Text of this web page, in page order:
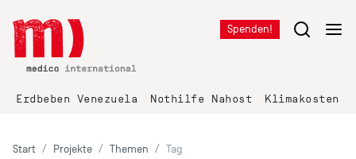
Spenden!
Erdbeben Venezuela Nothilfe Nahost Klimakosten
Start Projekte Themen Tag